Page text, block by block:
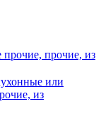
прочие, прочие, из
или
из